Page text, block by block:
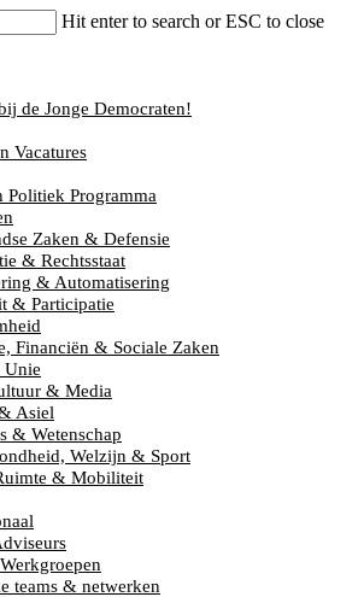
Hit enter to search or ESC to close
de Jonge Democraten!
Vacatures
Politiek Programma
Zaken & Defensie
& Rechtsstaat
& Automatisering
& Participatie
Financiën & Sociale Zaken
Unie
& Media
Asiel
& Wetenschap
Welzijn & Sport
& Mobiliteit
teams & netwerken